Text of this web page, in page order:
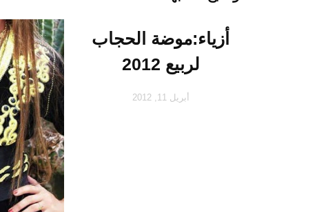
أزياء:موضة الحجاب
لربيع 2012
أبريل 11, 2012